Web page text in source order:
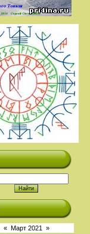
« Март 2021
»